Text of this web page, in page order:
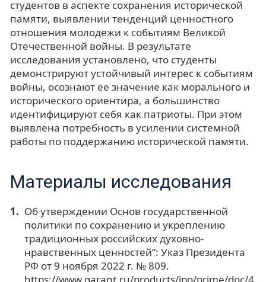
студентов в аспекте сохранения исторической
памяти, выявлении тенденций ценностного
отношения молодежи к событиям Великой
Отечественной войны. В результате
исследования установлено, что студенты
демонстрируют устойчивый интерес к событиям
войны, осознают ее значение как морального и
исторического ориентира, а большинство
идентифицируют себя как патриоты. При этом
выявлена потребность в усилении системной
работы по поддержанию исторической памяти.
Материалы исследования
Об утверждении Основ государственной
политики по сохранению и укреплению
традиционных российских духовно-
нравственных ценностей”: Указ Президента
РФ от 9 ноября 2022 г. № 809.